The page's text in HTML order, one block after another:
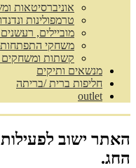
אוניברסיטאות
טרמפולינות
מוביילים,
משחקי התפתחות
קשתות ומשחקים
מנשאים ותיקים
חליפות ברית /בריתה
outlet
האתר ישוב
החג.